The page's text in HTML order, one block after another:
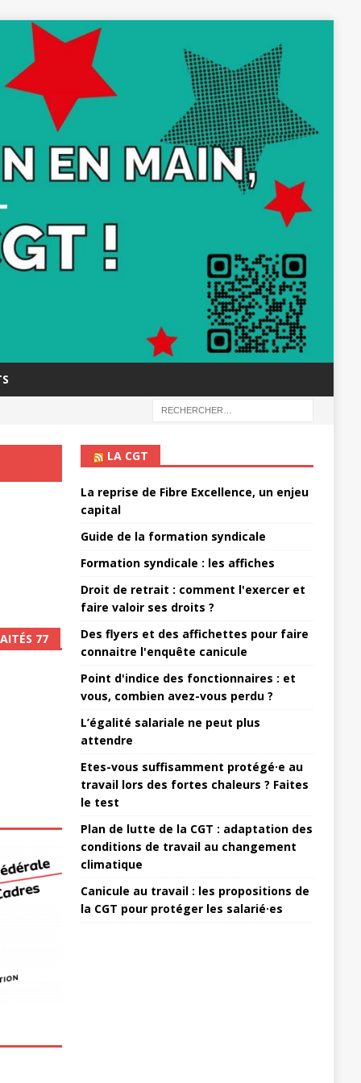
77
LA CGT
La reprise de Fibre Excellence, un enjeu
capital
Guide de la formation syndicale
Formation syndicale : les affiches
Droit de retrait : comment l'exercer et
faire valoir ses droits ?
Des flyers et des affichettes pour faire
connaitre l'enquête canicule
Point d'indice des fonctionnaires : et
vous, combien avez-vous perdu ?
L’égalité salariale ne peut plus
attendre
Etes-vous suffisamment protégé·e au
travail lors des fortes chaleurs ? Faites
le test
Plan de lutte de la CGT : adaptation des
conditions de travail au changement
climatique
Canicule au travail : les propositions de
la CGT pour protéger les salarié·es